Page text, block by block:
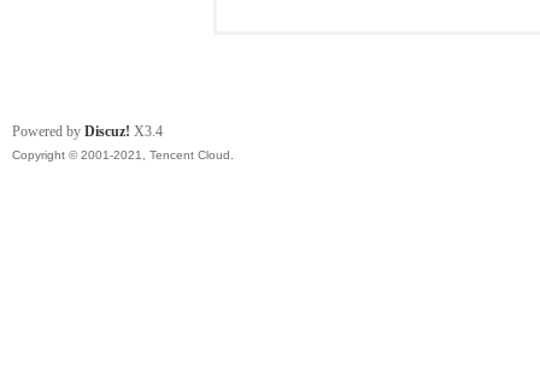
Powered by Discuz! X3.4
Copyright © 2001-2021, Tencent Cloud.